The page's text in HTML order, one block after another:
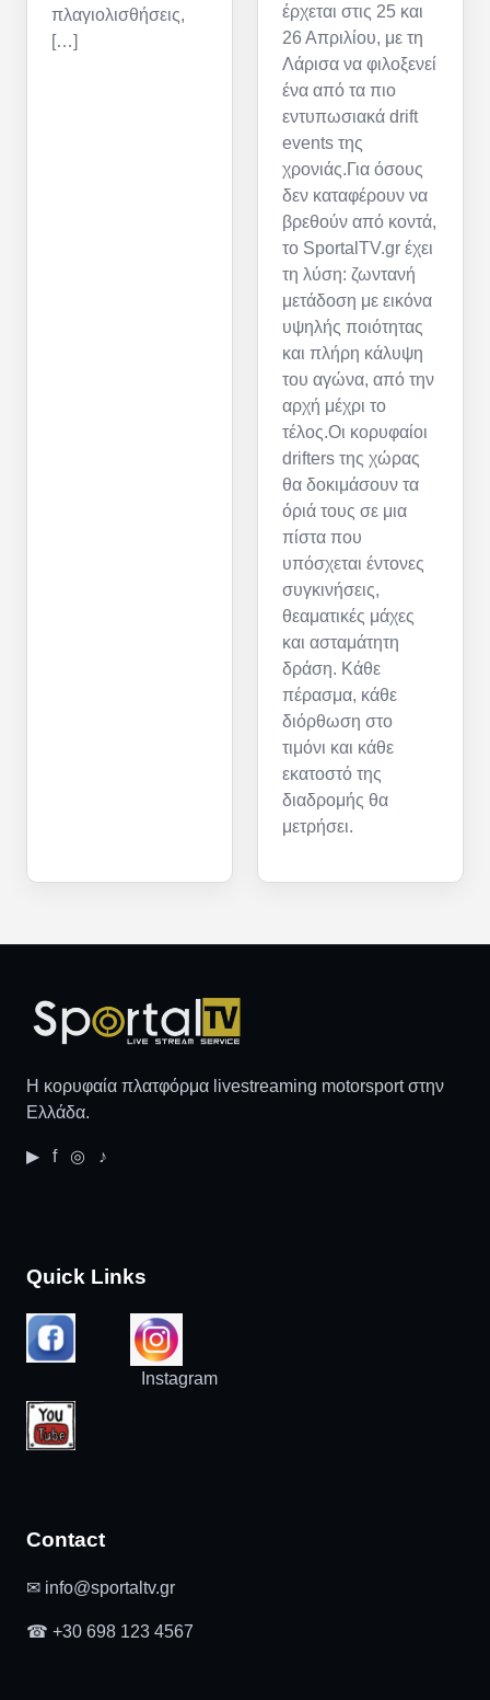
πλαγιολισθήσεις,
[…]
έρχεται στις 25 και
26 Απριλίου, με τη
Λάρισα να φιλοξενεί
ένα από τα πιο
εντυπωσιακά drift
events της
χρονιάς.Για όσους
δεν καταφέρουν να
βρεθούν από κοντά,
το SportalTV.gr έχει
τη λύση: ζωντανή
μετάδοση με εικόνα
υψηλής ποιότητας
και πλήρη κάλυψη
του αγώνα, από την
αρχή μέχρι το
τέλος.Οι κορυφαίοι
drifters της χώρας
θα δοκιμάσουν τα
όριά τους σε μια
πίστα που
υπόσχεται έντονες
συγκινήσεις,
θεαματικές μάχες
και ασταμάτητη
δράση. Κάθε
πέρασμα, κάθε
διόρθωση στο
τιμόνι και κάθε
εκατοστό της
διαδρομής θα
μετρήσει.
Η κορυφαία πλατφόρμα livestreaming motorsport στην
Ελλάδα.
▶ f ◎ ♪
Quick Links
Instagram
Contact
✉ info@sportaltv.gr
☎ +30 698 123 4567